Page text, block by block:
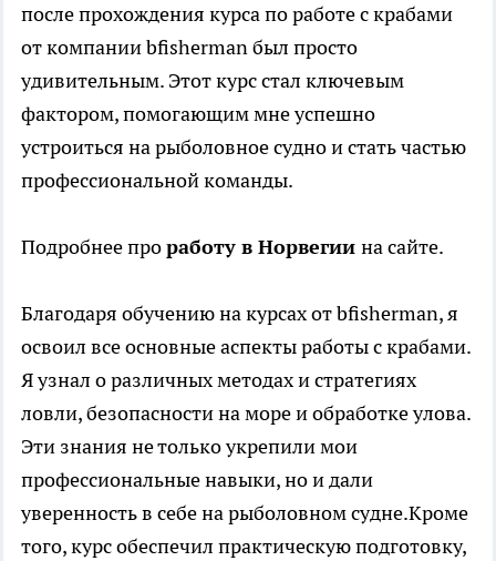
после прохождения курса по работе с крабами
от компании bfisherman был просто
удивительным. Этот курс стал ключевым
фактором, помогающим мне успешно
устроиться на рыболовное судно и стать частью
профессиональной команды.
Подробнее проработу в Норвегии на сайте.
Благодаря обучению на курсах от bfisherman, я
освоил все основные аспекты работы с крабами.
Я узнал о различных методах и стратегиях
ловли, безопасности на море и обработке улова.
Эти знания не только укрепили мои
профессиональные навыки, но и дали
уверенность в себе на рыболовном судне.Кроме
того, курс обеспечил практическую подготовку,